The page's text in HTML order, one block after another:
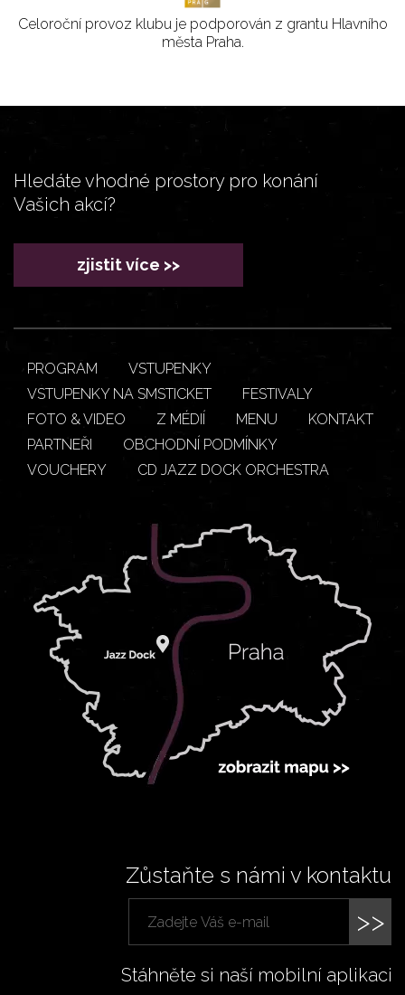
Celoroční provoz klubu je podporován z grantu Hlavního
města Praha.
Hledáte vhodné prostory pro konání
Vašich akcí?
zjistit více >>
PROGRAM
VSTUPENKY
VSTUPENKY NA SMSTICKET
FESTIVALY
FOTO & VIDEO
Z MÉDIÍ MENU
KONTAKT
PARTNEŘI
OBCHODNÍ PODMÍNKY
VOUCHERY
CD JAZZ DOCK ORCHESTRA
Zůstaňte s námi v kontaktu
>>
Stáhněte si naší mobilní aplikaci